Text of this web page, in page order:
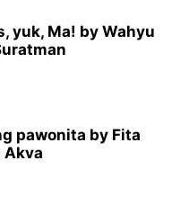
yuk, Ma! by Wahyu
pawonita by Fita
Akva